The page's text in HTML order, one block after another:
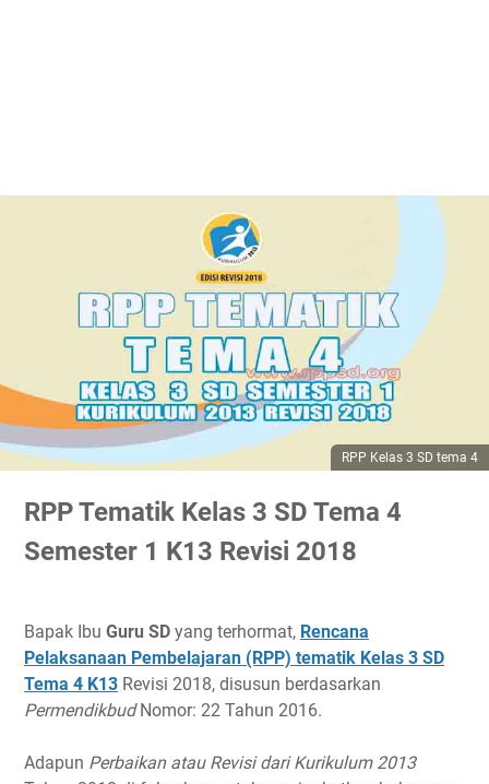
RPP Kelas 3 SD tema 4
RPP Tematik Kelas 3 SD Tema 4
Semester 1 K13 Revisi 2018
Bapak Ibu Guru SD yang terhormat, Rencana
Pelaksanaan Pembelajaran (RPP) tematik Kelas 3 SD
Tema 4 K13 Revisi 2018, disusun berdasarkan
PermendikbudNomor: 22 Tahun 2016.
Adapun Perbaikan atau Revisi dari Kurikulum 2013